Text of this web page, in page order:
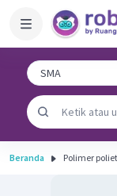
Beranda Polimer